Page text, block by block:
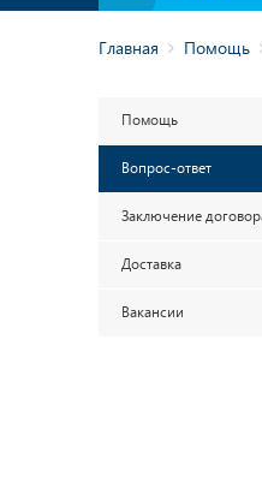
Главная Помощь
Помощь
Вопрос-ответ
Заключение
Доставка
Вакансии